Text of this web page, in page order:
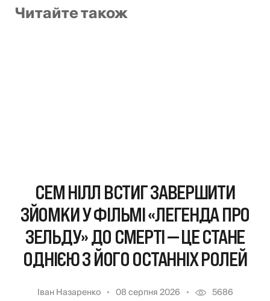
Читайте також
СЕМ НІЛЛ ВСТИГ ЗАВЕРШИТИ
ЗЙОМКИ У ФІЛЬМІ «ЛЕГЕНДА ПРО
ЗЕЛЬДУ» ДО СМЕРТІ — ЦЕ СТАНЕ
ОДНІЄЮ З ЙОГО ОСТАННІХ РОЛЕЙ
Іван Назаренко 08 серпня 2026 5686